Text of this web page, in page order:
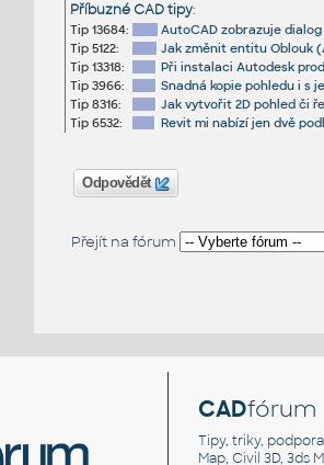
Příbuzné CAD tipy:
Tip 13684:
AutoCAD zobrazuje
Tip 5122:
Jak změnit entitu Oblouk
Tip 13318:
Při instalaci Autodesk
Tip 3966:
Snadná kopie pohledu i s
Tip 8316:
Jak vytvořit 2D pohled či
Tip 6532:
Revit mi nabízí jen dvě
Odpovědět
Přejít na fórum
CADfórum
Tipy, triky,
Map, Civil 3D, 3ds